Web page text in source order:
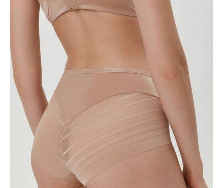
ZDJĘCIA
BRAK
ZDJĘCIA
BRAK
ZDJĘCIA
Rozmiary:
Tabela rozmiarów
94/S
106/XL
110/XXL
DODAJ DO KOSZYKA